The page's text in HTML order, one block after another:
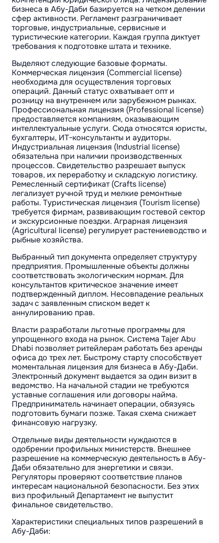
бизнеса в Абу-Даби базируется на четком делении
сфер активности. Регламент разграничивает
торговые, индустриальные, сервисные и
туристические категории. Каждая группа диктует
требования к подготовке штата и технике.
Выделяют следующие базовые форматы.
Коммерческая лицензия (Commercial license)
необходима для осуществления торговых
операций. Данный статус охватывает опт и
розницу на внутреннем или зарубежном рынках.
Профессиональная лицензия (Professional license)
предоставляется компаниям, оказывающим
интеллектуальные услуги. Сюда относятся юристы,
бухгалтеры, ИТ-консультанты и аудиторы.
Индустриальная лицензия (Industrial license)
обязательна при наличии производственных
процессов. Свидетельство разрешает выпуск
товаров, их переработку и складскую логистику.
Ремесленный сертификат (Crafts license)
легализует ручной труд и мелкие ремонтные
работы. Туристическая лицензия (Tourism license)
требуется фирмам, развивающим гостевой сектор
и экскурсионные поездки. Аграрная лицензия
(Agricultural license) регулирует растениеводство и
рыбные хозяйства.
Выбранный тип документа определяет структуру
предприятия. Промышленные объекты должны
соответствовать экологическим нормам. Для
консультантов критическое значение имеет
подтвержденный диплом. Несовпадение реальных
задач с заявленным списком ведет к
аннулированию прав.
Власти разработали льготные программы для
упрощенного входа на рынок. Система Tajer Abu
Dhabi позволяет ритейлерам работать без аренды
офиса до трех лет. Быстрому старту способствует
моментальная лицензия для бизнеса в Абу-Даби.
Электронный документ выдается за один визит в
ведомство. На начальной стадии не требуются
уставные соглашения или договоры найма.
Предприниматель начинает операции, обязуясь
подготовить бумаги позже. Такая схема снижает
финансовую нагрузку.
Отдельные виды деятельности нуждаются в
одобрении профильных министерств. Внешнее
разрешение на коммерческую деятельность в Абу-
Даби обязательно для энергетики и связи.
Регуляторы проверяют соответствие планов
интересам национальной безопасности. Без этих
виз профильный Департамент не выпустит
финальное свидетельство.
Характеристики специальных типов разрешений в
Абу-Даби: